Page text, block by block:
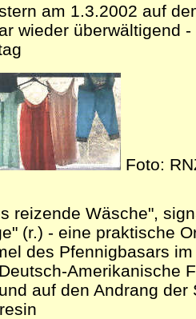
am 1.3.2002 auf
wieder überwältigend
Foto:
reizende Wäsche",
(r.) - eine praktische
des Pfennigbasars
Amerikanische
auf den Andrang der